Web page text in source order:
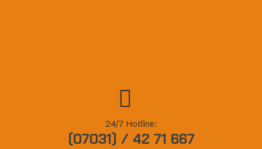
24/7 Hotline:
(07031) / 42 71 667